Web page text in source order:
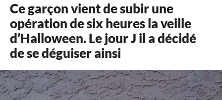
Ce garçon vient de subir une
opération de six heures la veille
d’Halloween. Le jour J il a décidé
de se déguiser ainsi